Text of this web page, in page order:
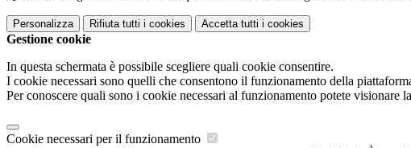
Personalizza Rifiuta tutti i cookies Accetta tutti i cookies
Gestione cookie
In questa schermata è possibile scegliere quali cookie consentire.
I cookie necessari sono quelli che consentono il funzionamento della
Per conoscere quali sono i cookie necessari al funzionamento potete visionare la
Cookie necessari per il funzionamento